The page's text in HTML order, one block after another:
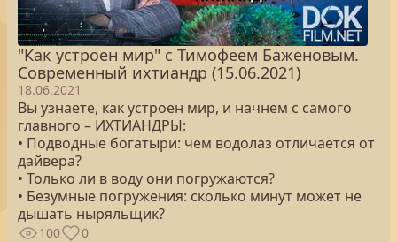
"Как устроен мир" с Тимофеем Баженовым.
Современный ихтиандр (15.06.2021)
18.06.2021
Вы узнаете, как устроен мир, и начнем с самого
главного – ИХТИАНДРЫ:
• Подводные богатыри: чем водолаз отличается от
дайвера?
• Только ли в воду они погружаются?
• Безумные погружения: сколько минут может не
дышать ныряльщик?
100 0